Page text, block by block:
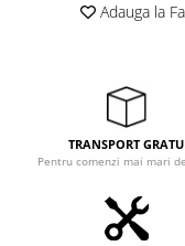
Adauga la
TRANSPORT
Pentru comenzi mai mari